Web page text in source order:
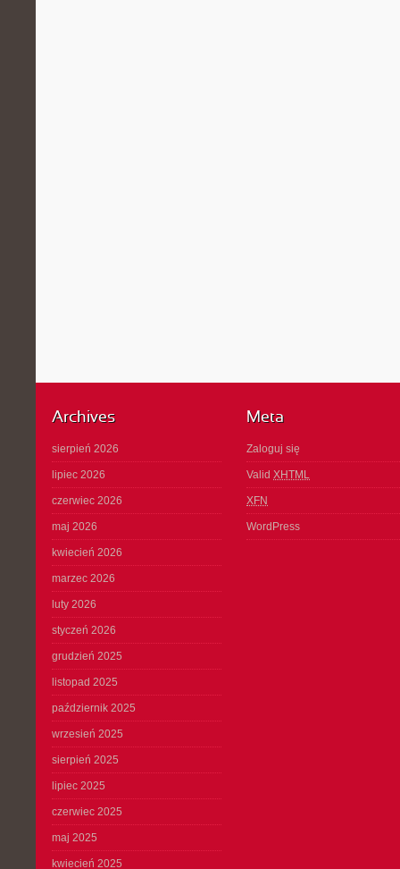
Archives
sierpień 2026
lipiec 2026
czerwiec 2026
maj 2026
kwiecień 2026
marzec 2026
luty 2026
styczeń 2026
grudzień 2025
listopad 2025
październik 2025
wrzesień 2025
sierpień 2025
lipiec 2025
czerwiec 2025
maj 2025
kwiecień 2025
Meta
Zaloguj się
Valid XHTML
XFN
WordPress